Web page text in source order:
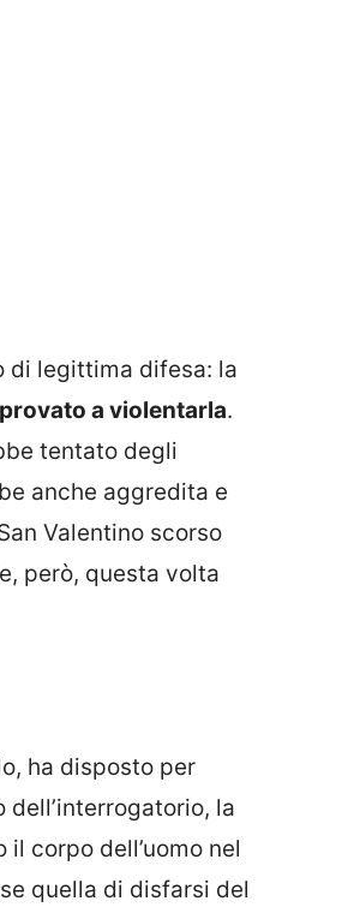
di legittima difesa: la
a violentarla.
tentato degli
anche aggredita e
Valentino scorso
però, questa volta
ha disposto per
dell’interrogatorio, la
corpo dell’uomo nel
quella di disfarsi del